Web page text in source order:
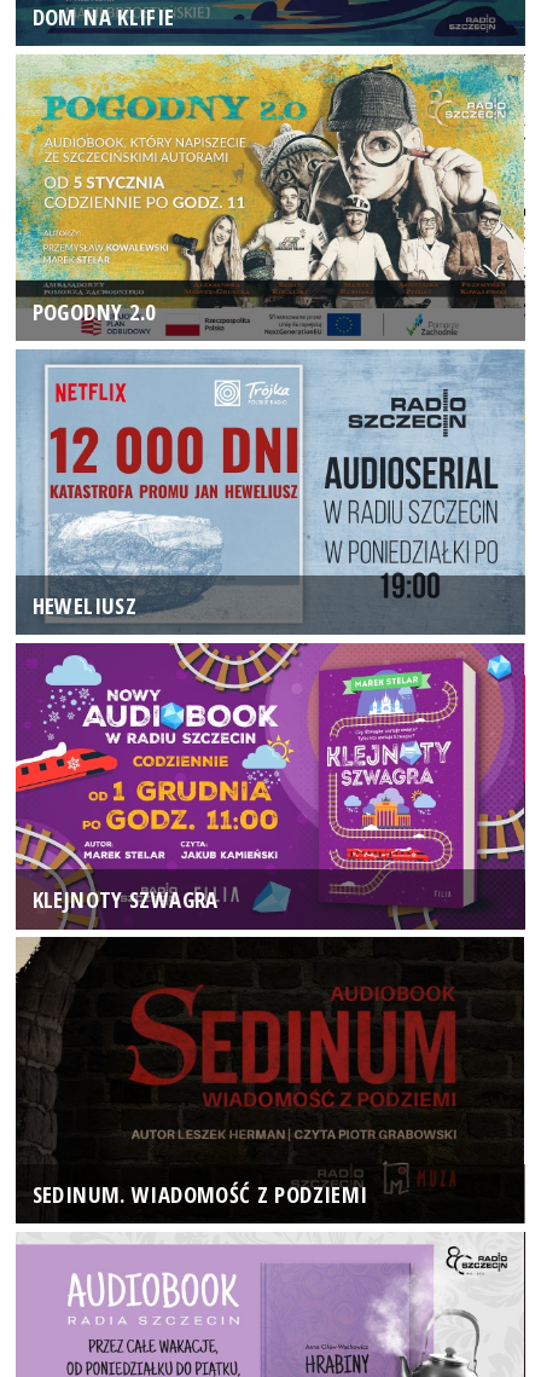
DOM NA KLIFIE
POGODNY 2.0
HEWELIUSZ
KLEJNOTY SZWAGRA
SEDINUM. WIADOMOŚĆ Z PODZIEMI